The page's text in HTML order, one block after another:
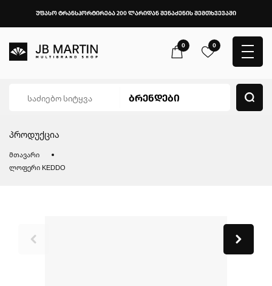
უფასო ტრანსპორტირება 200 ლარიდან შენაძენის შემთხვევაში
0 0
პროდუქცია
მთავარი
ლოფერი KEDDO